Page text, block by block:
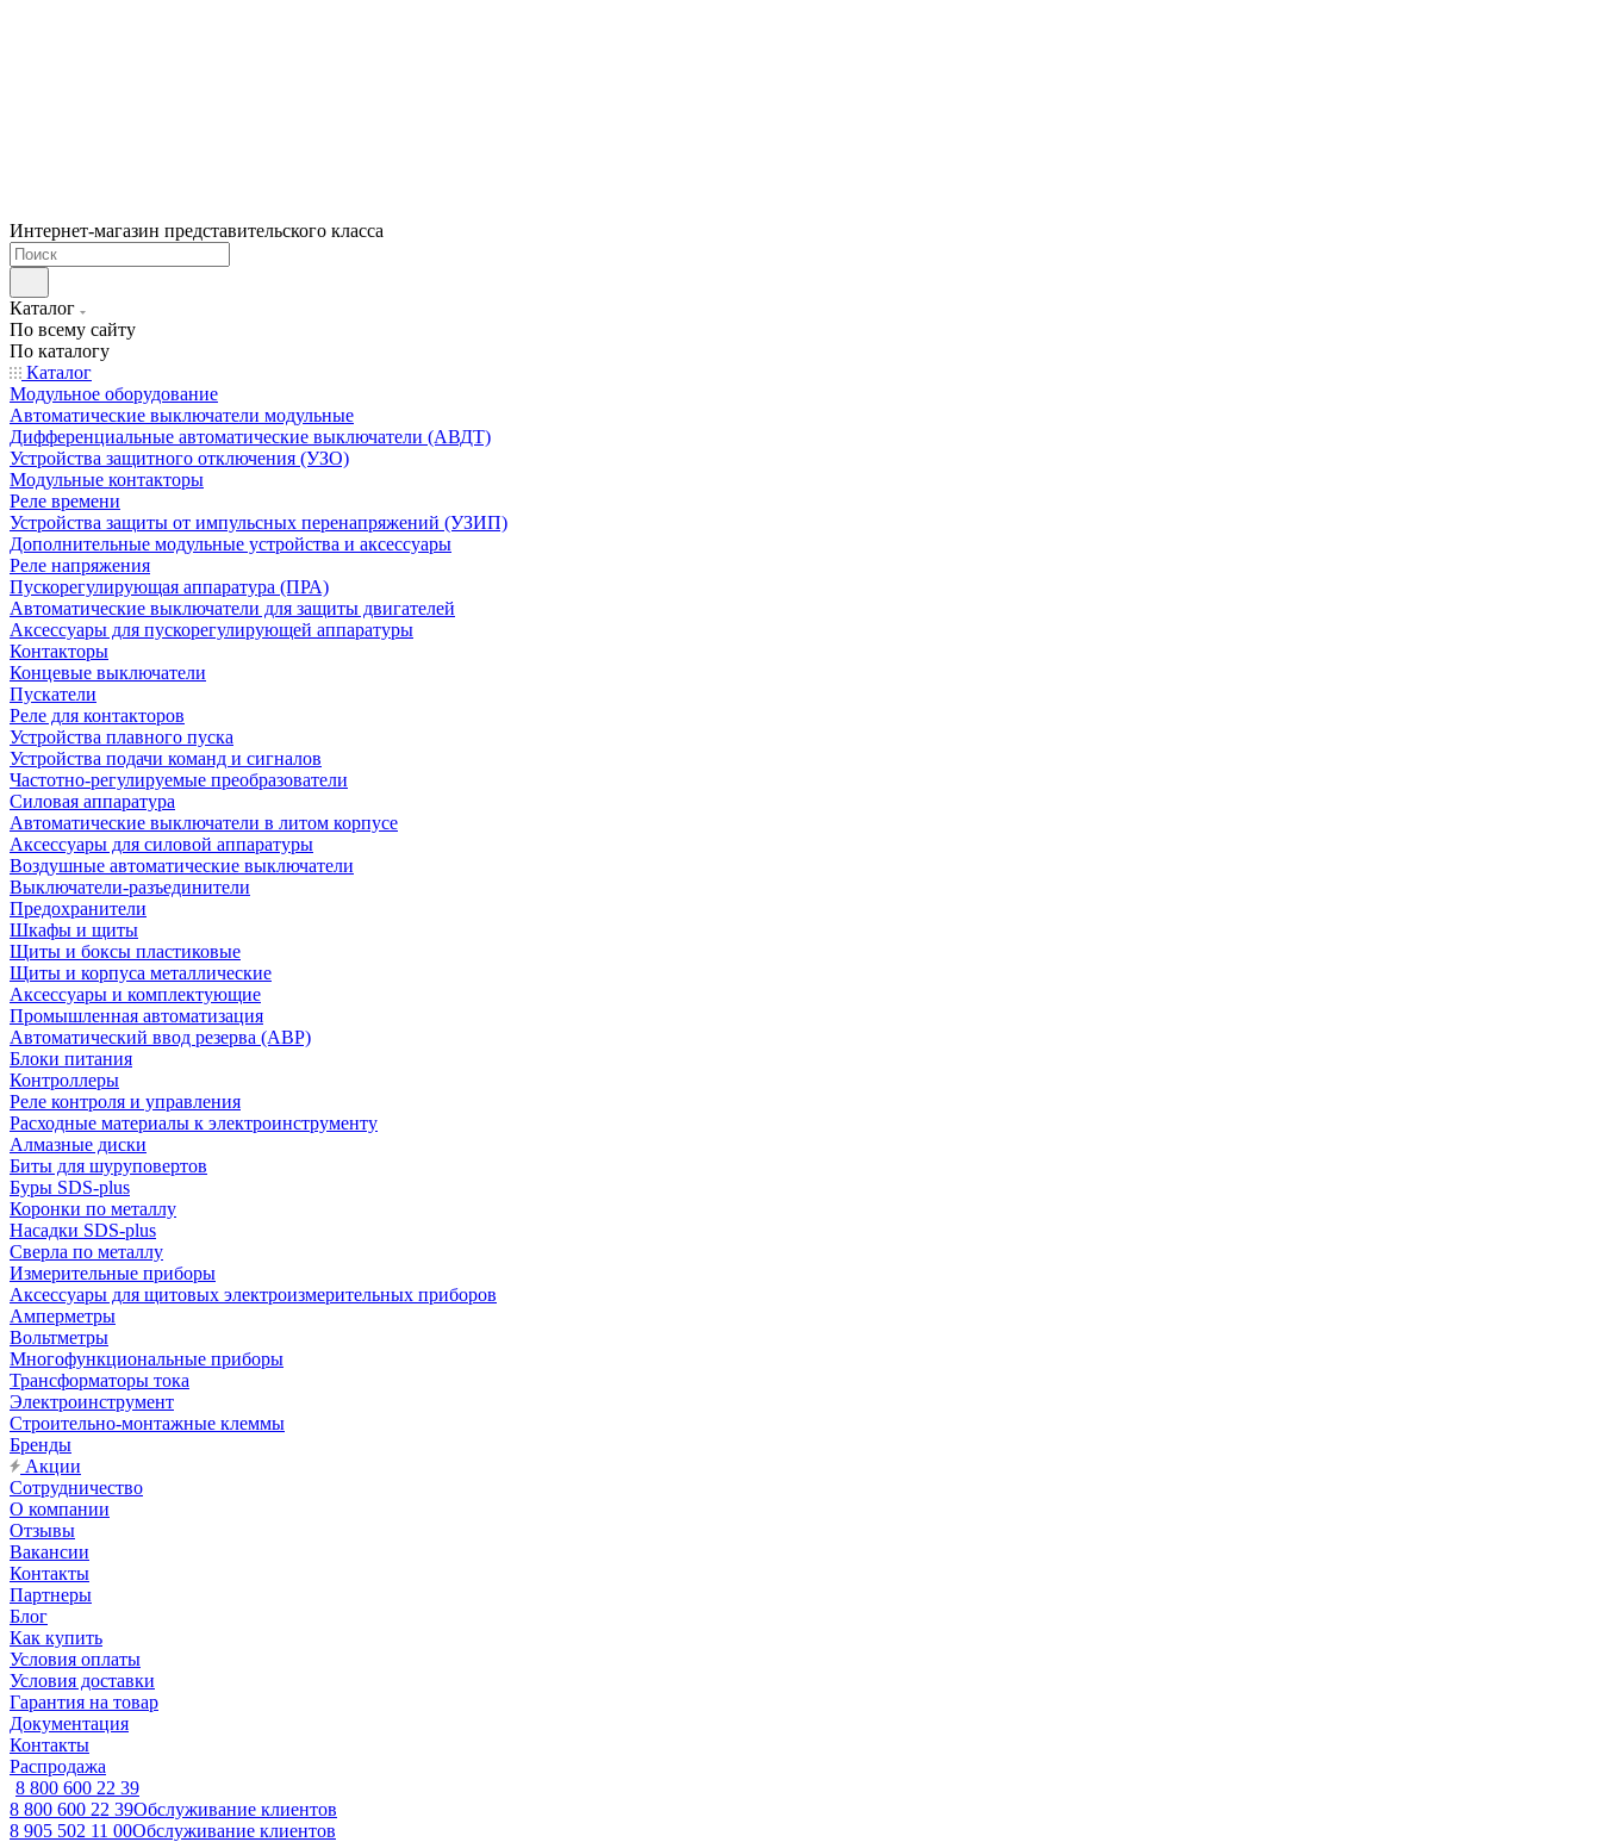
Интернет-магазин представительского класса
Каталог
По всему сайту
По каталогу
Каталог
Модульное оборудование
Автоматические выключатели модульные
Дифференциальные автоматические выключатели (АВДТ)
Устройства защитного отключения (УЗО)
Модульные контакторы
Реле времени
Устройства защиты от импульсных перенапряжений (УЗИП)
Дополнительные модульные устройства и аксессуары
Реле напряжения
Пускорегулирующая аппаратура (ПРА)
Автоматические выключатели для защиты двигателей
Аксессуары для пускорегулирующей аппаратуры
Контакторы
Концевые выключатели
Пускатели
Реле для контакторов
Устройства плавного пуска
Устройства подачи команд и сигналов
Частотно-регулируемые преобразователи
Силовая аппаратура
Автоматические выключатели в литом корпусе
Аксессуары для силовой аппаратуры
Воздушные автоматические выключатели
Выключатели-разъединители
Предохранители
Шкафы и щиты
Щиты и боксы пластиковые
Щиты и корпуса металлические
Аксессуары и комплектующие
Промышленная автоматизация
Автоматический ввод резерва (АВР)
Блоки питания
Контроллеры
Реле контроля и управления
Расходные материалы к электроинструменту
Алмазные диски
Биты для шуруповертов
Буры SDS-plus
Коронки по металлу
Насадки SDS-plus
Сверла по металлу
Измерительные приборы
Аксессуары для щитовых электроизмерительных приборов
Амперметры
Вольтметры
Многофункциональные приборы
Трансформаторы тока
Электроинструмент
Строительно-монтажные клеммы
Бренды
Акции
Сотрудничество
О компании
Отзывы
Вакансии
Контакты
Партнеры
Блог
Как купить
Условия оплаты
Условия доставки
Гарантия на товар
Документация
Контакты
Распродажа
8 800 600 22 39
8 800 600 22 39Обслуживание клиентов
8 905 502 11 00Обслуживание клиентов